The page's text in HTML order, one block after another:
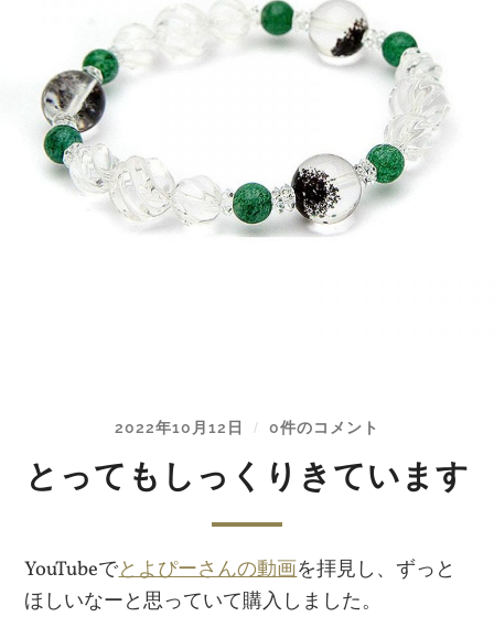
2022年10月12日 / 0件のコメント
とってもしっくりきています
YouTubeでとよぴーさんの動画を拝見し、ずっと
ほしいなーと思っていて購入しました。